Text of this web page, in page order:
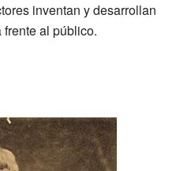
inventan y desarrollan
al público.